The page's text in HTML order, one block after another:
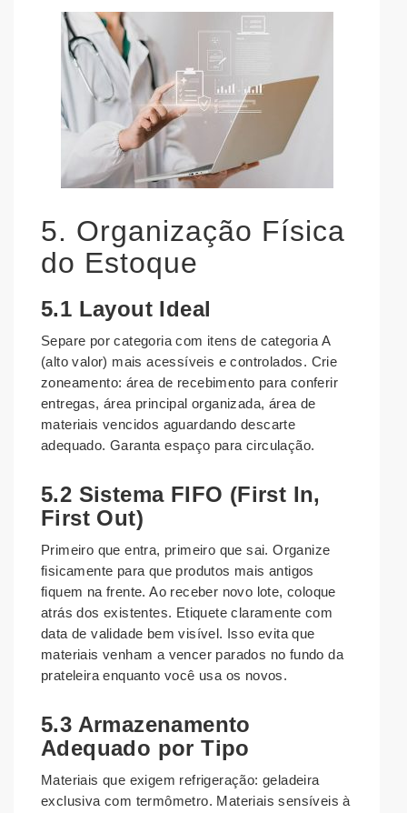
5. Organização Física
do Estoque
5.1 Layout Ideal
Separe por categoria com itens de categoria A
(alto valor) mais acessíveis e controlados. Crie
zoneamento: área de recebimento para conferir
entregas, área principal organizada, área de
materiais vencidos aguardando descarte
adequado. Garanta espaço para circulação.
5.2 Sistema FIFO (First In,
First Out)
Primeiro que entra, primeiro que sai. Organize
fisicamente para que produtos mais antigos
fiquem na frente. Ao receber novo lote, coloque
atrás dos existentes. Etiquete claramente com
data de validade bem visível. Isso evita que
materiais venham a vencer parados no fundo da
prateleira enquanto você usa os novos.
5.3 Armazenamento
Adequado por Tipo
Materiais que exigem refrigeração: geladeira
exclusiva com termômetro. Materiais sensíveis à